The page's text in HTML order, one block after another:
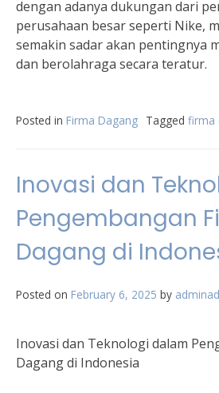
dengan adanya dukungan dari
perusahaan besar seperti Nike,
semakin sadar akan pentingnya
dan berolahraga secara teratur.
Posted in Firma Dagang Tagged firma
Inovasi dan
Pengembangan
Dagang di
Posted on February 6, 2025 by
Inovasi dan Teknologi dalam
Dagang di Indonesia